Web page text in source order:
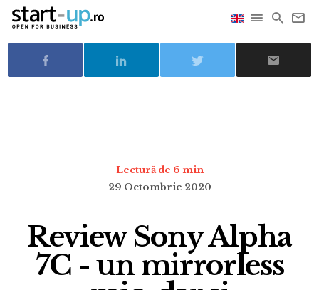
Lectură de 6 min
29 Octombrie 2020
Review Sony Alpha
7C - un mirrorless